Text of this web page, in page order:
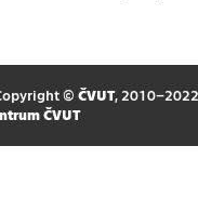
© ČVUT, 2010–2022
ČVUT